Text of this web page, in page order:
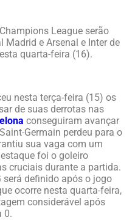
League serão
Madrid e Arsenal e Inter de
quarta-feira (16).
nesta terça-feira (15) os
de suas derrotas nas
conseguiram avançar
Germain perdeu para o
sua vaga com um
foi o goleiro
cruciais durante a partida.
será definido após o jogo
ocorre nesta quarta-feira,
considerável após
0.